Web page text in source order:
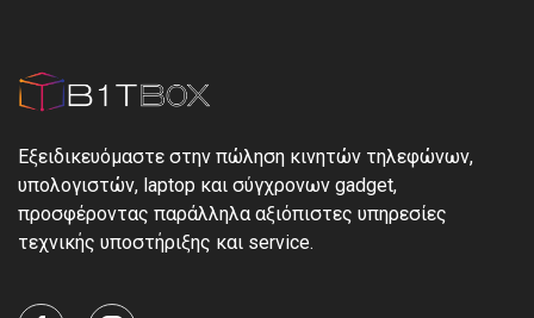
Εξειδικευόμαστε στην πώληση κινητών τηλεφώνων,
υπολογιστών, laptop και σύγχρονων gadget,
προσφέροντας παράλληλα αξιόπιστες υπηρεσίες
τεχνικής υποστήριξης και service.